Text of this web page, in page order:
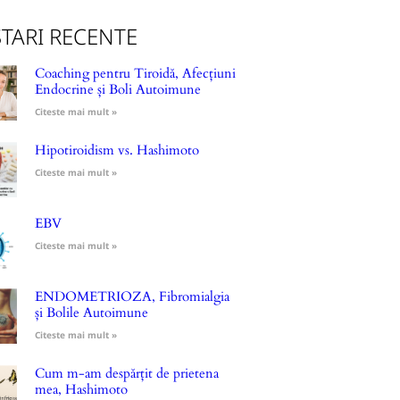
RECENTE
Coaching pentru Tiroidă, Afecțiuni
Endocrine și Boli Autoimune
Citeste mai mult »
Hipotiroidism vs. Hashimoto
Citeste mai mult »
EBV
Citeste mai mult »
ENDOMETRIOZA, Fibromialgia
și Bolile Autoimune
Citeste mai mult »
Cum m-am despărțit de prietena
mea, Hashimoto